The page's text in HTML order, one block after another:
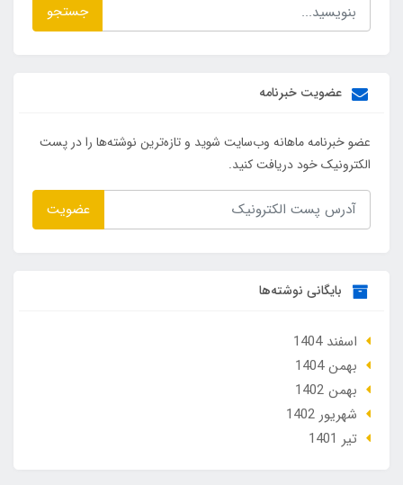
جستجو
عضویت خبرنامه
عضو خبرنامه ماهانه وب‌سایت شوید و تازه‌ترین نوشته‌ها را در پست
الکترونیک خود دریافت کنید.
عضویت
بایگانی نوشته‌ها
اسفند 1404
بهمن 1404
بهمن 1402
شهریور 1402
تير 1401